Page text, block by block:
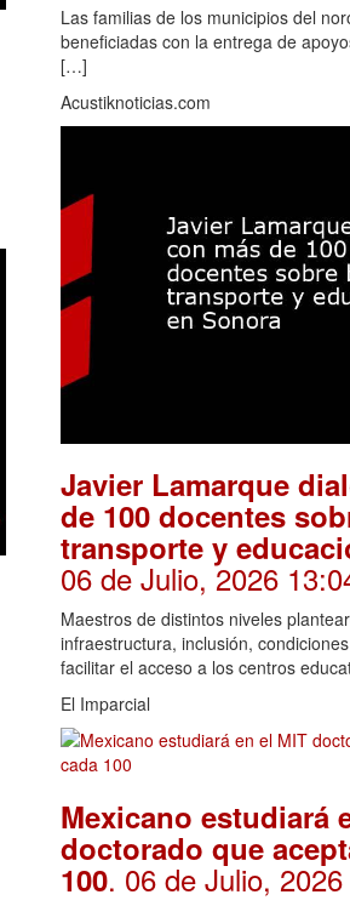
Las familias de los municipios del
beneficiadas con la entrega de
[…]
Acustiknoticias.com
Javier Lamarque
de 100 docentes
transporte y
06 de Julio, 2026
Maestros de distintos niveles
infraestructura, inclusión,
facilitar el acceso a los centros
El Imparcial
Mexicano estudiará
doctorado que
100. 06 de Julio,